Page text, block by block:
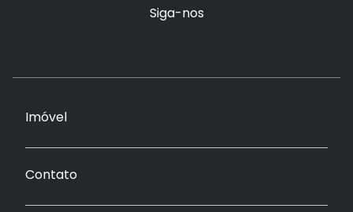
Siga-nos
Imóvel
Contato